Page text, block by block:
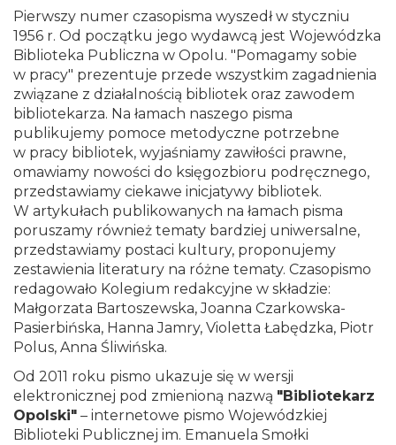
Pierwszy numer czasopisma wyszedł w styczniu
1956 r. Od początku jego wydawcą jest Wojewódzka
Biblioteka Publiczna w Opolu. "Pomagamy sobie
w pracy" prezentuje przede wszystkim zagadnienia
związane z działalnością bibliotek oraz zawodem
bibliotekarza. Na łamach naszego pisma
publikujemy pomoce metodyczne potrzebne
w pracy bibliotek, wyjaśniamy zawiłości prawne,
omawiamy nowości do księgozbioru podręcznego,
przedstawiamy ciekawe inicjatywy bibliotek.
W artykułach publikowanych na łamach pisma
poruszamy również tematy bardziej uniwersalne,
przedstawiamy postaci kultury, proponujemy
zestawienia literatury na różne tematy. Czasopismo
redagowało Kolegium redakcyjne w składzie:
Małgorzata Bartoszewska, Joanna Czarkowska-
Pasierbińska, Hanna Jamry, Violetta Łabędzka, Piotr
Polus, Anna Śliwińska.
Od 2011 roku pismo ukazuje się w wersji
elektronicznej pod zmienioną nazwą "Bibliotekarz
Opolski" – internetowe pismo Wojewódzkiej
Biblioteki Publicznej im. Emanuela Smołki